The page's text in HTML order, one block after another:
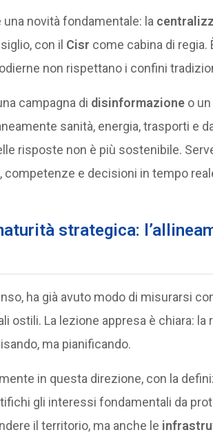
novità fondamentale: la
con il Cisr come cabina di regia.
non rispettano i confini
campagna di disinformazioneo un
sanità, energia, trasporti e
risposte non è più sostenibile.
competenze e decisioni in tempo
strategica:
ha già avuto modo di misurarsi
ostili. La lezione appresa è chiara: la
ma pianificando.
in questa direzione, con la
gli interessi fondamentali da
il territorio, ma anche le